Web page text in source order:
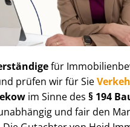
für
prüfen wir für Sie
im Sinne des § 194
und fair den